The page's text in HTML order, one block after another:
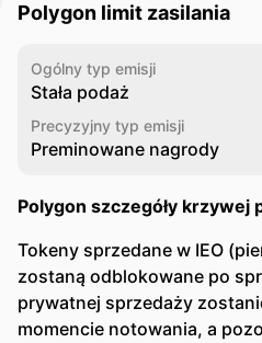
Polygon limit zasilania
Ogólny typ emisji
Stała podaż
Precyzyjny typ emisji
Preminowane nagrody
Polygon szczegóły krzywej
Tokeny sprzedane w IEO
zostaną odblokowane po
prywatnej sprzedaży
momencie notowania, a